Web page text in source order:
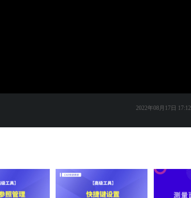
2022年08月17日 17:12